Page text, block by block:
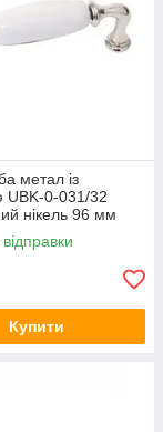
метал із
UBK-0-031/32
нікель 96 мм
Купити